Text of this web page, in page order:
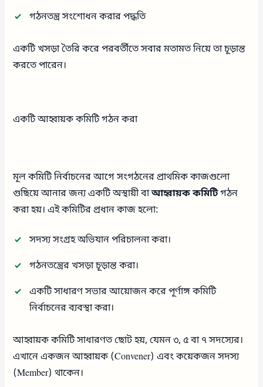
গঠনতন্ত্র সংশোধন করার পদ্ধতি
একটি খসড়া তৈরি করে পরবর্তীতে সবার মতামত নিয়ে তা চূড়ান্ত
করতে পারেন।
একটি আহ্বায়ক কমিটি গঠন করা
মূল কমিটি নির্বাচনের আগে সংগঠনের প্রাথমিক কাজগুলো
গুছিয়ে আনার জন্য একটি অস্থায়ী বাআহ্বায়ক কমিটিগঠন
করা হয়। এই কমিটির প্রধান কাজ হলো:
সদস্য সংগ্রহ অভিযান পরিচালনা করা।
গঠনতন্ত্রের খসড়া চূড়ান্ত করা।
একটি সাধারণ সভার আয়োজন করে পূর্ণাঙ্গ কমিটি
নির্বাচনের ব্যবস্থা করা।
আহ্বায়ক কমিটি সাধারণত ছোট হয়, যেমন ৩, ৫ বা ৭ সদস্যের।
এখানে একজন আহ্বায়ক (Convener) এবং কয়েকজন সদস্য
(Member) থাকেন।